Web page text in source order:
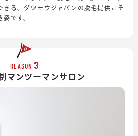
きる。ダツモウジャパンの脱毛提供こそ
です。
REASON 3
マンツーマンサロン